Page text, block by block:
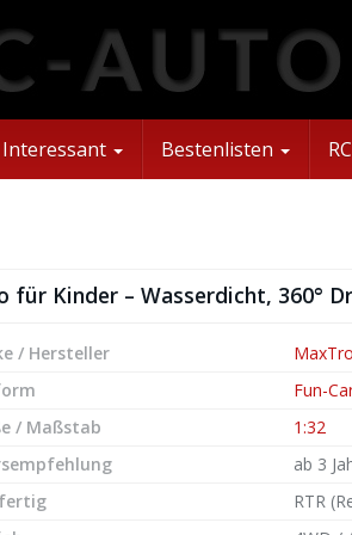
Interessant Bestenlisten
für Kinder – Wasserdicht, 360°
/ Hersteller
Fun-
/ Maßstab
1:32
ab 3
RTR